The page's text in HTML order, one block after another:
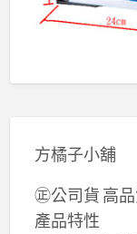
方橘子小舖
㊣公司貨 高
產品特性